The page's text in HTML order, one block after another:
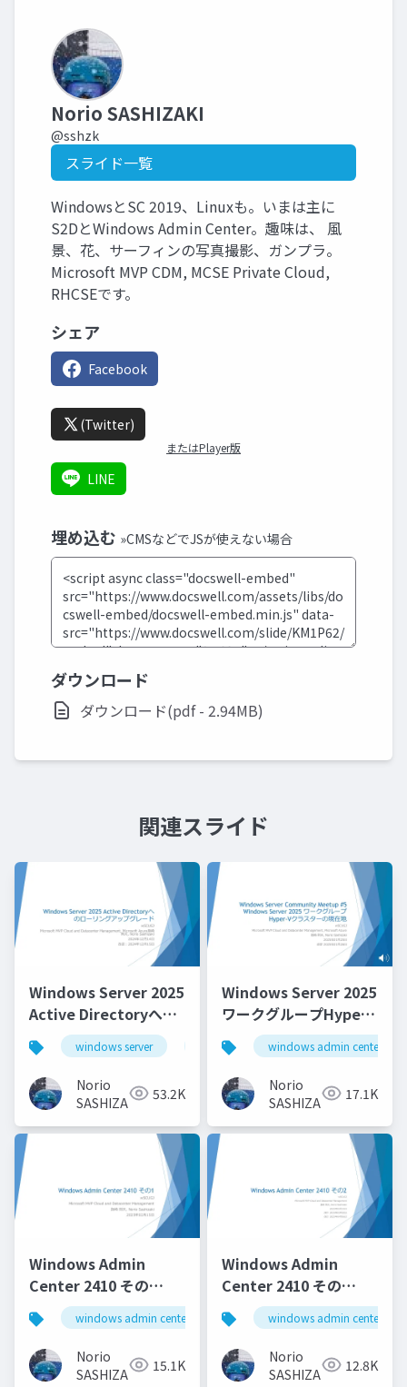
Norio SASHIZAKI
@sshzk
スライド一覧
WindowsとSC 2019、Linuxも。いまは主に
S2DとWindows Admin Center。趣味は、 風
景、花、サーフィンの写真撮影、ガンプラ。
Microsoft MVP CDM, MCSE Private Cloud,
RHCSEです。
シェア
Facebook
(Twitter)
またはPlayer版
LINE
埋め込む »CMSなどでJSが使えない場合
ダウンロード
ダウンロード(pdf - 2.94MB)
関連スライド
Windows Server 2025
Active Directoryへの
ローリングアップグレ
ード_Rolling Upgrade
to Windows Server
2025 Active Directory
windows server windows server 2025
Norio
SASHIZAKI
53.2K
Windows Server 2025
ワークグループHyper-
Vクラスターの現在地
_Current location of
Windows Server 2025
Workgroup Hyper-V
Cluster
windows admin center
Norio
SASHIZAKI
17.1K
Windows Admin
Center 2410 その
1_Windows Admin
Center 2410 Part 1
windows admin center
Norio
SASHIZAKI
15.1K
Windows Admin
Center 2410 その
2_Windows Admin
Center 2410 Part 2
windows admin center
Norio
SASHIZAKI
12.8K